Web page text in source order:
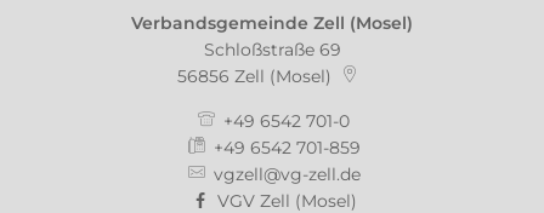
Verbandsgemeinde Zell (Mosel)
Schloßstraße 69
56856 Zell (Mosel)
+49 6542 701-0
+49 6542 701-859
vgzell@vg-zell.de
VGV Zell (Mosel)